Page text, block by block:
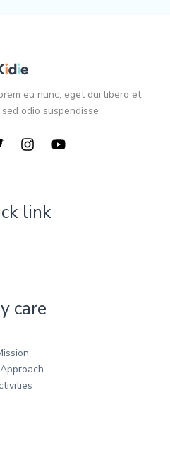
eu nunc, eget dui libero et
odio suspendisse
link
care